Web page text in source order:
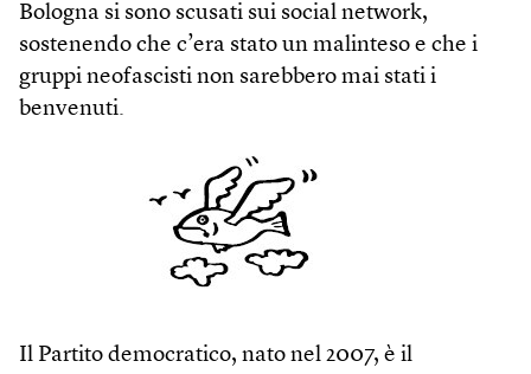
Bologna si sono scusati sui social network,
sostenendo che c’era stato un malinteso e che i
gruppi neofascisti non sarebbero mai stati i
benvenuti.
Il Partito democratico, nato nel 2007, è il